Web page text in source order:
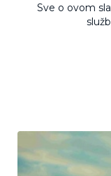
Sve o ovom